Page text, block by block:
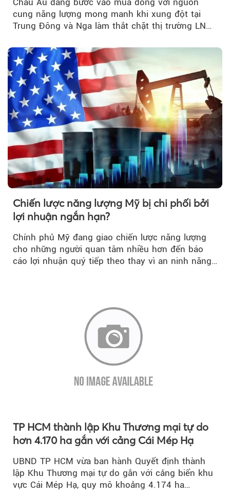
Châu Âu đang bước vào mùa đông với nguồn
cung năng lượng mong manh khi xung đột tại
Trung Đông và Nga làm thắt chặt thị trường LNG
lo ngại.
Chiến lược năng lượng Mỹ bị chi phối bởi
lợi nhuận ngắn hạn?
Chính phủ Mỹ đang giao chiến lược năng lượng
cho những người quan tâm nhiều hơn đến báo
cáo lợi nhuận quý tiếp theo thay vì an ninh năng
TP HCM thành lập Khu Thương mại tự do
hơn 4.170 ha gắn với cảng Cái Mép Hạ
UBND TP HCM vừa ban hành Quyết định thành
lập Khu Thương mại tự do gắn với cảng biển khu
vực Cái Mép Hạ, quy mô khoảng 4.174 ha…